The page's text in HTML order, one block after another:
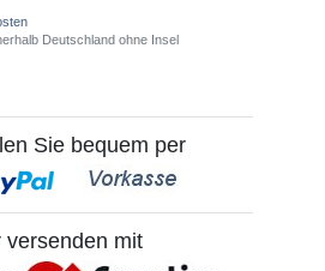
Deutschland ohne Insel
Sie bequem per
versenden mit